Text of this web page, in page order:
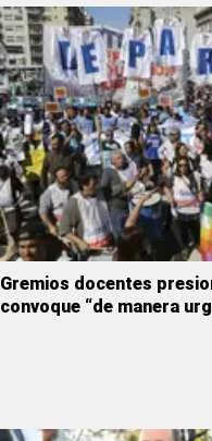
Gremios docentes
convoque “de manera